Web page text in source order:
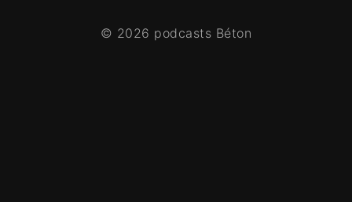
© 2026 podcasts Béton